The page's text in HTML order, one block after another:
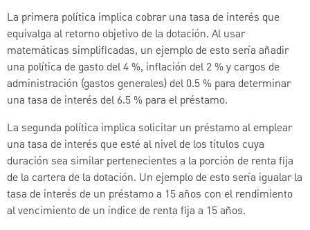
La primera política implica cobrar una tasa de interés que
equivalga al retorno objetivo de la dotación. Al usar
matemáticas simplificadas, un ejemplo de esto sería añadir
una política de gasto del 4 %, inflación del 2 % y cargos de
administración (gastos generales) del 0.5 % para determinar
una tasa de interés del 6.5 % para el préstamo.
La segunda política implica solicitar un préstamo al emplear
una tasa de interés que esté al nivel de los títulos cuya
duración sea similar pertenecientes a la porción de renta fija
de la cartera de la dotación. Un ejemplo de esto sería igualar la
tasa de interés de un préstamo a 15 años con el rendimiento
al vencimiento de un índice de renta fija a 15 años.